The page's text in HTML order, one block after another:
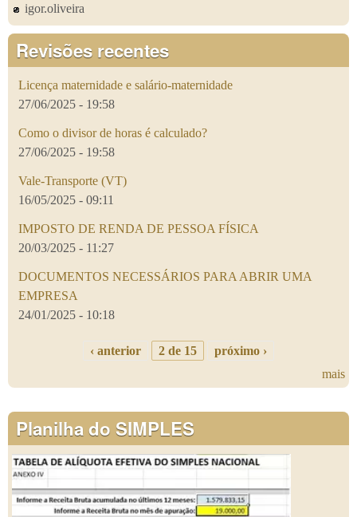
igor.oliveira
Revisões recentes
Licença maternidade e salário-maternidade
27/06/2025 - 19:58
Como o divisor de horas é calculado?
27/06/2025 - 19:58
Vale-Transporte (VT)
16/05/2025 - 09:11
IMPOSTO DE RENDA DE PESSOA FÍSICA
20/03/2025 - 11:27
DOCUMENTOS NECESSÁRIOS PARA ABRIR UMA
EMPRESA
24/01/2025 - 10:18
‹ anterior 2 de 15
próximo ›
mais
Planilha do SIMPLES